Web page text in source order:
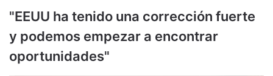
"EEUU ha tenido una corrección fuerte
y podemos empezar a encontrar
oportunidades"